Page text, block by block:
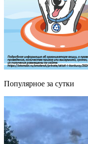
Популярное за сутки